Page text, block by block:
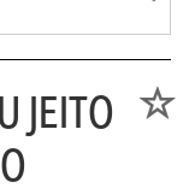
JEITO